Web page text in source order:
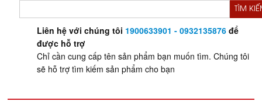
TÌM
Liên hệ với chúng tôi 1900633901 - 0932135876 để
được hỗ trợ
Chỉ cần cung cấp tên sản phẩm bạn muốn tìm. Chúng tôi
sẽ hỗ trợ tìm kiếm sản phẩm cho bạn